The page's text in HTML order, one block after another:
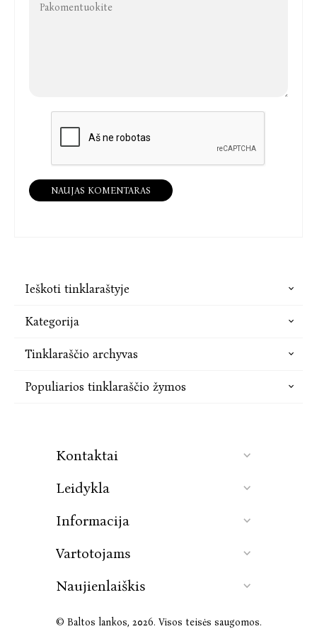
NAUJAS KOMENTARAS
Ieškoti tinklaraštyje
Kategorija
Tinklaraščio archyvas
Populiarios tinklaraščio žymos
Kontaktai
Leidykla
Informacija
Vartotojams
Naujienlaiškis
© Baltos lankos, 2026. Visos teisės saugomos.